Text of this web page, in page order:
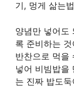
양념만 넣어도
록 준비하는
반찬으로 먹을
넣어 비빔밥을
는 진짜 밥도